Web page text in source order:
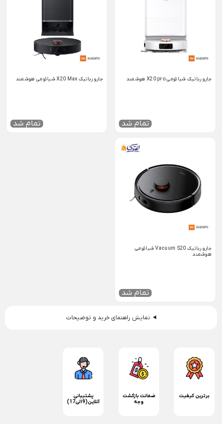
جارو رباتیک شیائومی X20 pro هوشمند
تمام شد
جارو رباتیک X20 Max شیائومی هوشمند
تمام شد
جارو رباتیک Vacuum S20 شیائومی
هوشمند
تمام شد
نمایش راهنمای خرید و توضیحات
برترین کیفیت
ضمانت بازگشت
وجه
پشتیبانی
آنلاین(9الی17)